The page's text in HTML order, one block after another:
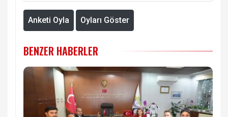
Anketi Oyla Oyları Göster
BENZER HABERLER